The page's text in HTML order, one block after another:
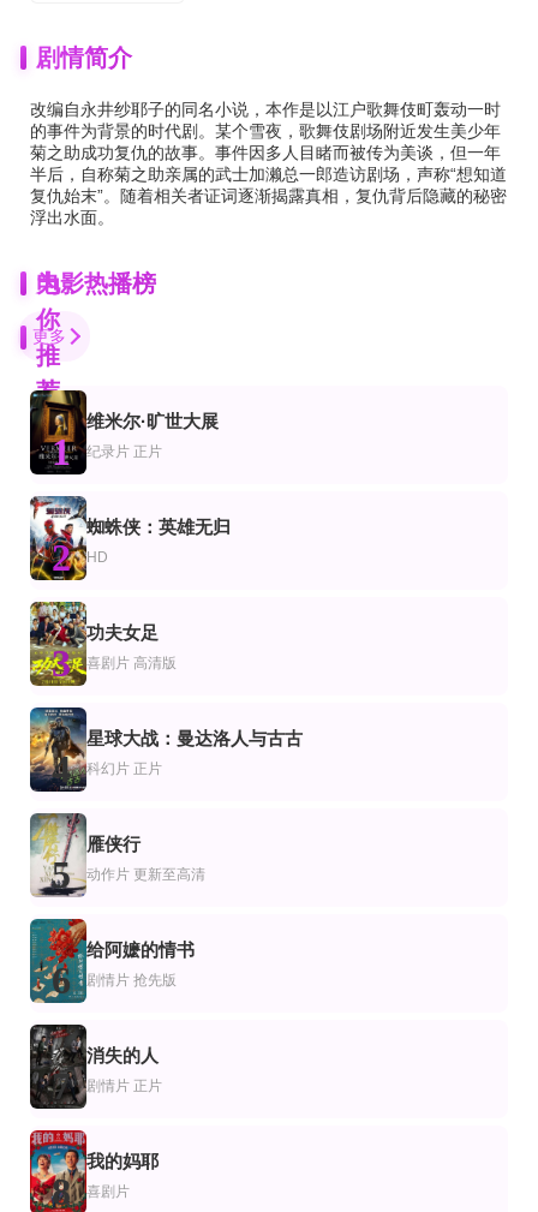
剧情简介
改编自永井纱耶子的同名小说，本作是以江户歌舞伎町轰动一时
的事件为背景的时代剧。某个雪夜，歌舞伎剧场附近发生美少年
菊之助成功复仇的故事。事件因多人目睹而被传为美谈，但一年
半后，自称菊之助亲属的武士加濑总一郎造访剧场，声称“想知道
复仇始末”。随着相关者证词逐渐揭露真相，复仇背后隐藏的秘密
浮出水面。
为
你
推
荐
正片
双人入住
正片
在我坟上起舞
正片
天坑2013
HD中字
消极思考的艺术
弗里迪夫·梭哈姆,Kirsti Eline Torhaug,亨里克·梅斯塔,玛丽安·萨斯塔德·奥特森
约翰尼·冈曼
Martin E. Brooks,Ann Donaldson,Johnny Seven
正片
扭转钱坤
亚历克斯·撒克逊,亚利希斯·扎尔,萨莎·皮特丝,杰·沃克,迈克尔·西里尔·克赖顿
正片
欢乐对对碰
Darine Hamze,Rodrigue Sleiman,Zeinab Khadra,Hussein Mokadem,Mirna
正片
突击忍者2：入侵美国
Philippe Allier,Stéphane Asensio,艾瑞克·柯西莱
HD
何塞2018
Enrique Salanic,Manolo Herrera,Ana Cecilia Mota,Jhakelyn Waleska
约翰·肯尼迪：医者所见
芭芭拉·希勒
HD
富士家族
药师丸博子,小泉今日子 Ky?ko Koizumi,美村里江,中村百合香,小仓一郎,槙田雄
HD
约翰·亚当斯
保罗·吉亚玛提,劳拉·琳妮,约翰·多塞特,斯蒂芬·迪兰,莎拉·波利,塞缪尔·巴奈特
永在我心间
西拉差·坚他文,柏华力·莫高彼斯彻
进击的巨人剧场版：完结篇·最后的进击
梶裕贵,石川由依,井上麻里奈,神谷浩史
陌生号码：高中短信诈骗疑云
电影热播榜
更多
1
维米尔·旷世大展
纪录片 正片
2
蜘蛛侠：英雄无归
HD
3
功夫女足
喜剧片 高清版
4
星球大战：曼达洛人与古古
科幻片 正片
5
雁侠行
动作片 更新至高清
6
给阿嬷的情书
剧情片 抢先版
7
消失的人
剧情片 正片
8
我的妈耶
喜剧片